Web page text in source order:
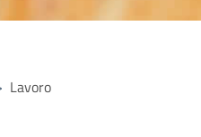
Lavoro